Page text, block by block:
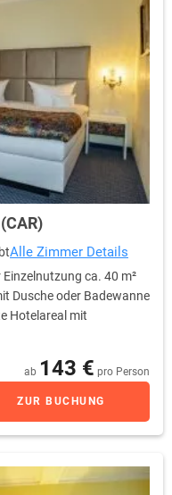
Alle Zimmer Details
ca. 40 m²
Dusche oder Badewanne
Hotelareal mit
ab 143 € pro Person
ZUR BUCHUNG